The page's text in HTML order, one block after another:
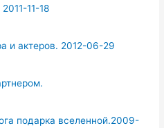
11-18
и актеров. 2012-06-29
подарка вселенной.2009-